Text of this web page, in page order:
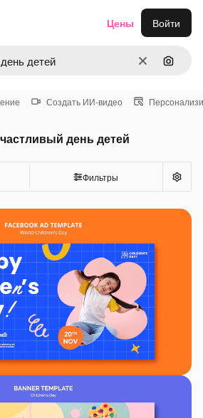
ОчиститьПоиск
Цены Войти
Создать ИИ-видео
день детей
Фильтры